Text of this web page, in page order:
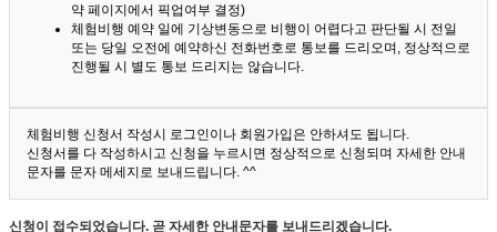
약 페이지에서 픽업여부 결정)
체험비행 예약 일에 기상변동으로 비행이 어렵다고 판단될 시 전일
또는 당일 오전에 예약하신 전화번호로 통보를 드리오며, 정상적으로
진행될 시 별도 통보 드리지는 않습니다.
체험비행 신청서 작성시 로그인이나 회원가입은 안하셔도 됩니다.
신청서를 다 작성하시고 신청을 누르시면 정상적으로 신청되며 자세한 안내
문자를 문자 메세지로 보내드립니다. ^^
신청이 접수되었습니다. 곧 자세한 안내문자를 보내드리겠습니다.